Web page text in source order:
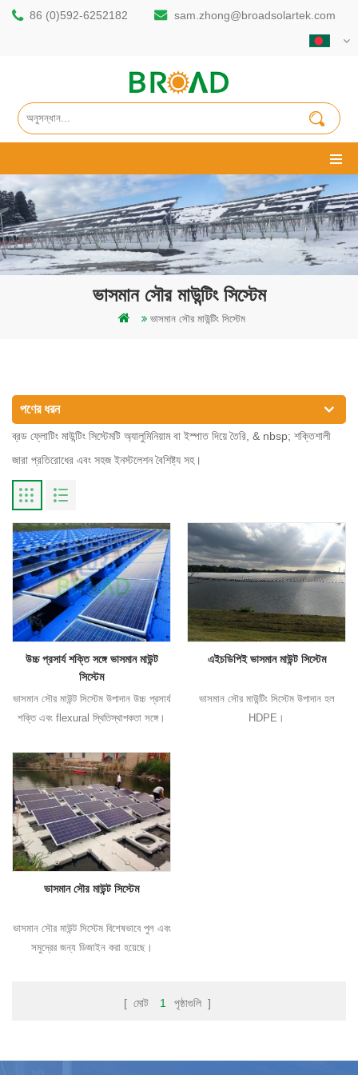
86 (0)592-6252182 sam.zhong@broadsolartek.com
ভাসমান সৌর মাউন্টিং সিস্টেম
ভাসমান সৌর মাউন্টিং সিস্টেম
পণের ধরন
ব্রড ফ্লোটিং মাউন্টিং সিস্টেমটি অ্যালুমিনিয়াম বা ইস্পাত দিয়ে তৈরি, & nbsp; শক্তিশালী
জারা প্রতিরোধের এবং সহজ ইনস্টলেশন বৈশিষ্ট্য সহ।
উচ্চ প্রসার্য শক্তি সঙ্গে ভাসমান মাউন্ট
সিস্টেম
ভাসমান সৌর মাউন্ট সিস্টেম উপাদান উচ্চ প্রসার্য
শক্তি এবং flexural স্থিতিস্থাপকতা সঙ্গে।
এইচডিপিই ভাসমান মাউন্ট সিস্টেম
ভাসমান সৌর মাউন্টিং সিস্টেম উপাদান হল
HDPE।
ভাসমান সৌর মাউন্ট সিস্টেম
ভাসমান সৌর মাউন্ট সিস্টেম বিশেষভাবে পুল এবং
সমুদ্রের জন্য ডিজাইন করা হয়েছে।
[ মোট 1 পৃষ্ঠাগুলি ]